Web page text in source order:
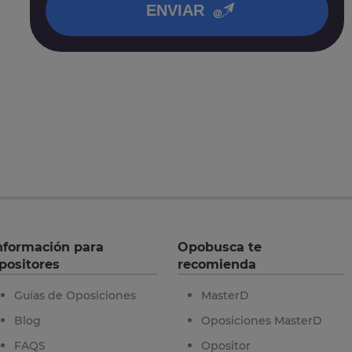
ENVIAR
para
Guías de Oposiciones
Blog
FAQS
Opobusca te
recomienda
MasterD
Oposiciones MasterD
Opositor